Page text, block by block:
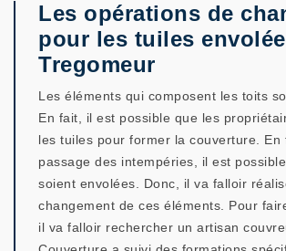
Les opérations de
pour les tuiles
Tregomeur
Les éléments qui composent les toits
En fait, il est possible que les
les tuiles pour former la couverture. En
passage des intempéries, il est
soient envolées. Donc, il va falloir
changement de ces éléments. Pour
il va falloir rechercher un artisan